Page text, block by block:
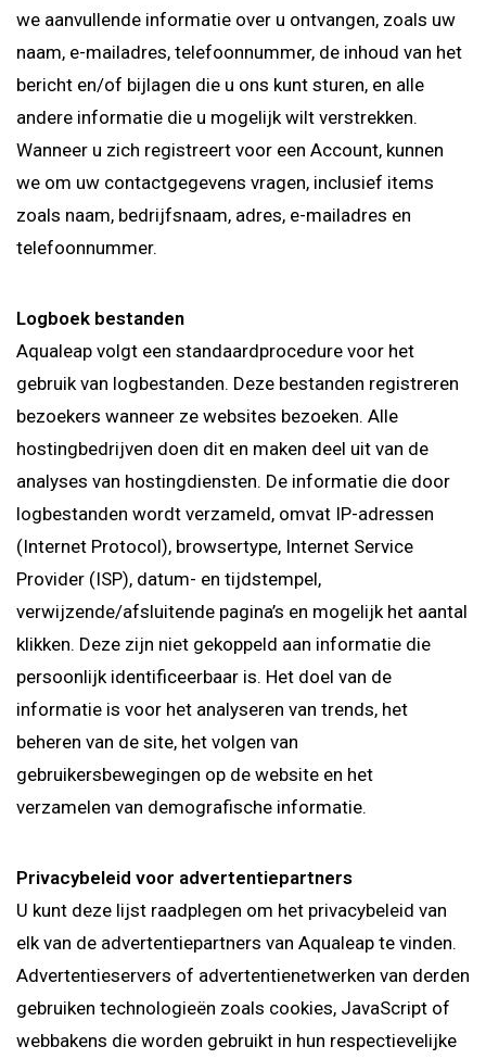
we aanvullende informatie over u ontvangen, zoals uw
naam, e-mailadres, telefoonnummer, de inhoud van het
bericht en/of bijlagen die u ons kunt sturen, en alle
andere informatie die u mogelijk wilt verstrekken.
Wanneer u zich registreert voor een Account, kunnen
we om uw contactgegevens vragen, inclusief items
zoals naam, bedrijfsnaam, adres, e-mailadres en
telefoonnummer.
Logboek bestanden
Aqualeap volgt een standaardprocedure voor het
gebruik van logbestanden. Deze bestanden registreren
bezoekers wanneer ze websites bezoeken. Alle
hostingbedrijven doen dit en maken deel uit van de
analyses van hostingdiensten. De informatie die door
logbestanden wordt verzameld, omvat IP-adressen
(Internet Protocol), browsertype, Internet Service
Provider (ISP), datum- en tijdstempel,
verwijzende/afsluitende pagina’s en mogelijk het aantal
klikken. Deze zijn niet gekoppeld aan informatie die
persoonlijk identificeerbaar is. Het doel van de
informatie is voor het analyseren van trends, het
beheren van de site, het volgen van
gebruikersbewegingen op de website en het
verzamelen van demografische informatie.
Privacybeleid voor advertentiepartners
U kunt deze lijst raadplegen om het privacybeleid van
elk van de advertentiepartners van Aqualeap te vinden.
Advertentieservers of advertentienetwerken van derden
gebruiken technologieën zoals cookies, JavaScript of
webbakens die worden gebruikt in hun respectievelijke